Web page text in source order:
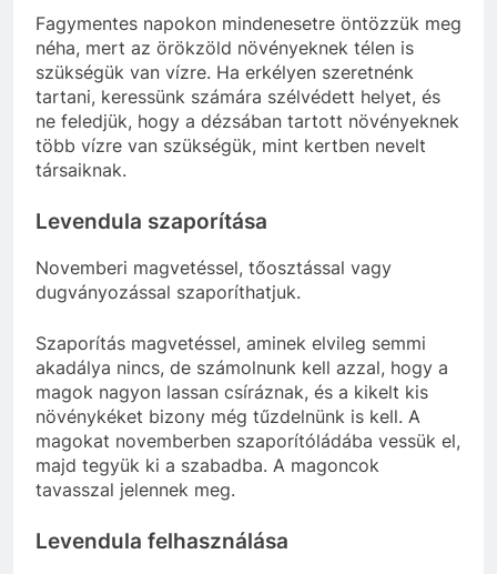
Fagymentes napokon mindenesetre öntözzük meg
néha, mert az örökzöld növényeknek télen is
szükségük van vízre. Ha erkélyen szeretnénk
tartani, keressünk számára szélvédett helyet, és
ne feledjük, hogy a dézsában tartott növényeknek
több vízre van szükségük, mint kertben nevelt
társaiknak.
Levendula szaporítása
Novemberi magvetéssel, tőosztással vagy
dugványozással szaporíthatjuk.
Szaporítás magvetéssel, aminek elvileg semmi
akadálya nincs, de számolnunk kell azzal, hogy a
magok nagyon lassan csíráznak, és a kikelt kis
növénykéket bizony még tűzdelnünk is kell. A
magokat novemberben szaporítóládába vessük el,
majd tegyük ki a szabadba. A magoncok
tavasszal jelennek meg.
Levendula felhasználása